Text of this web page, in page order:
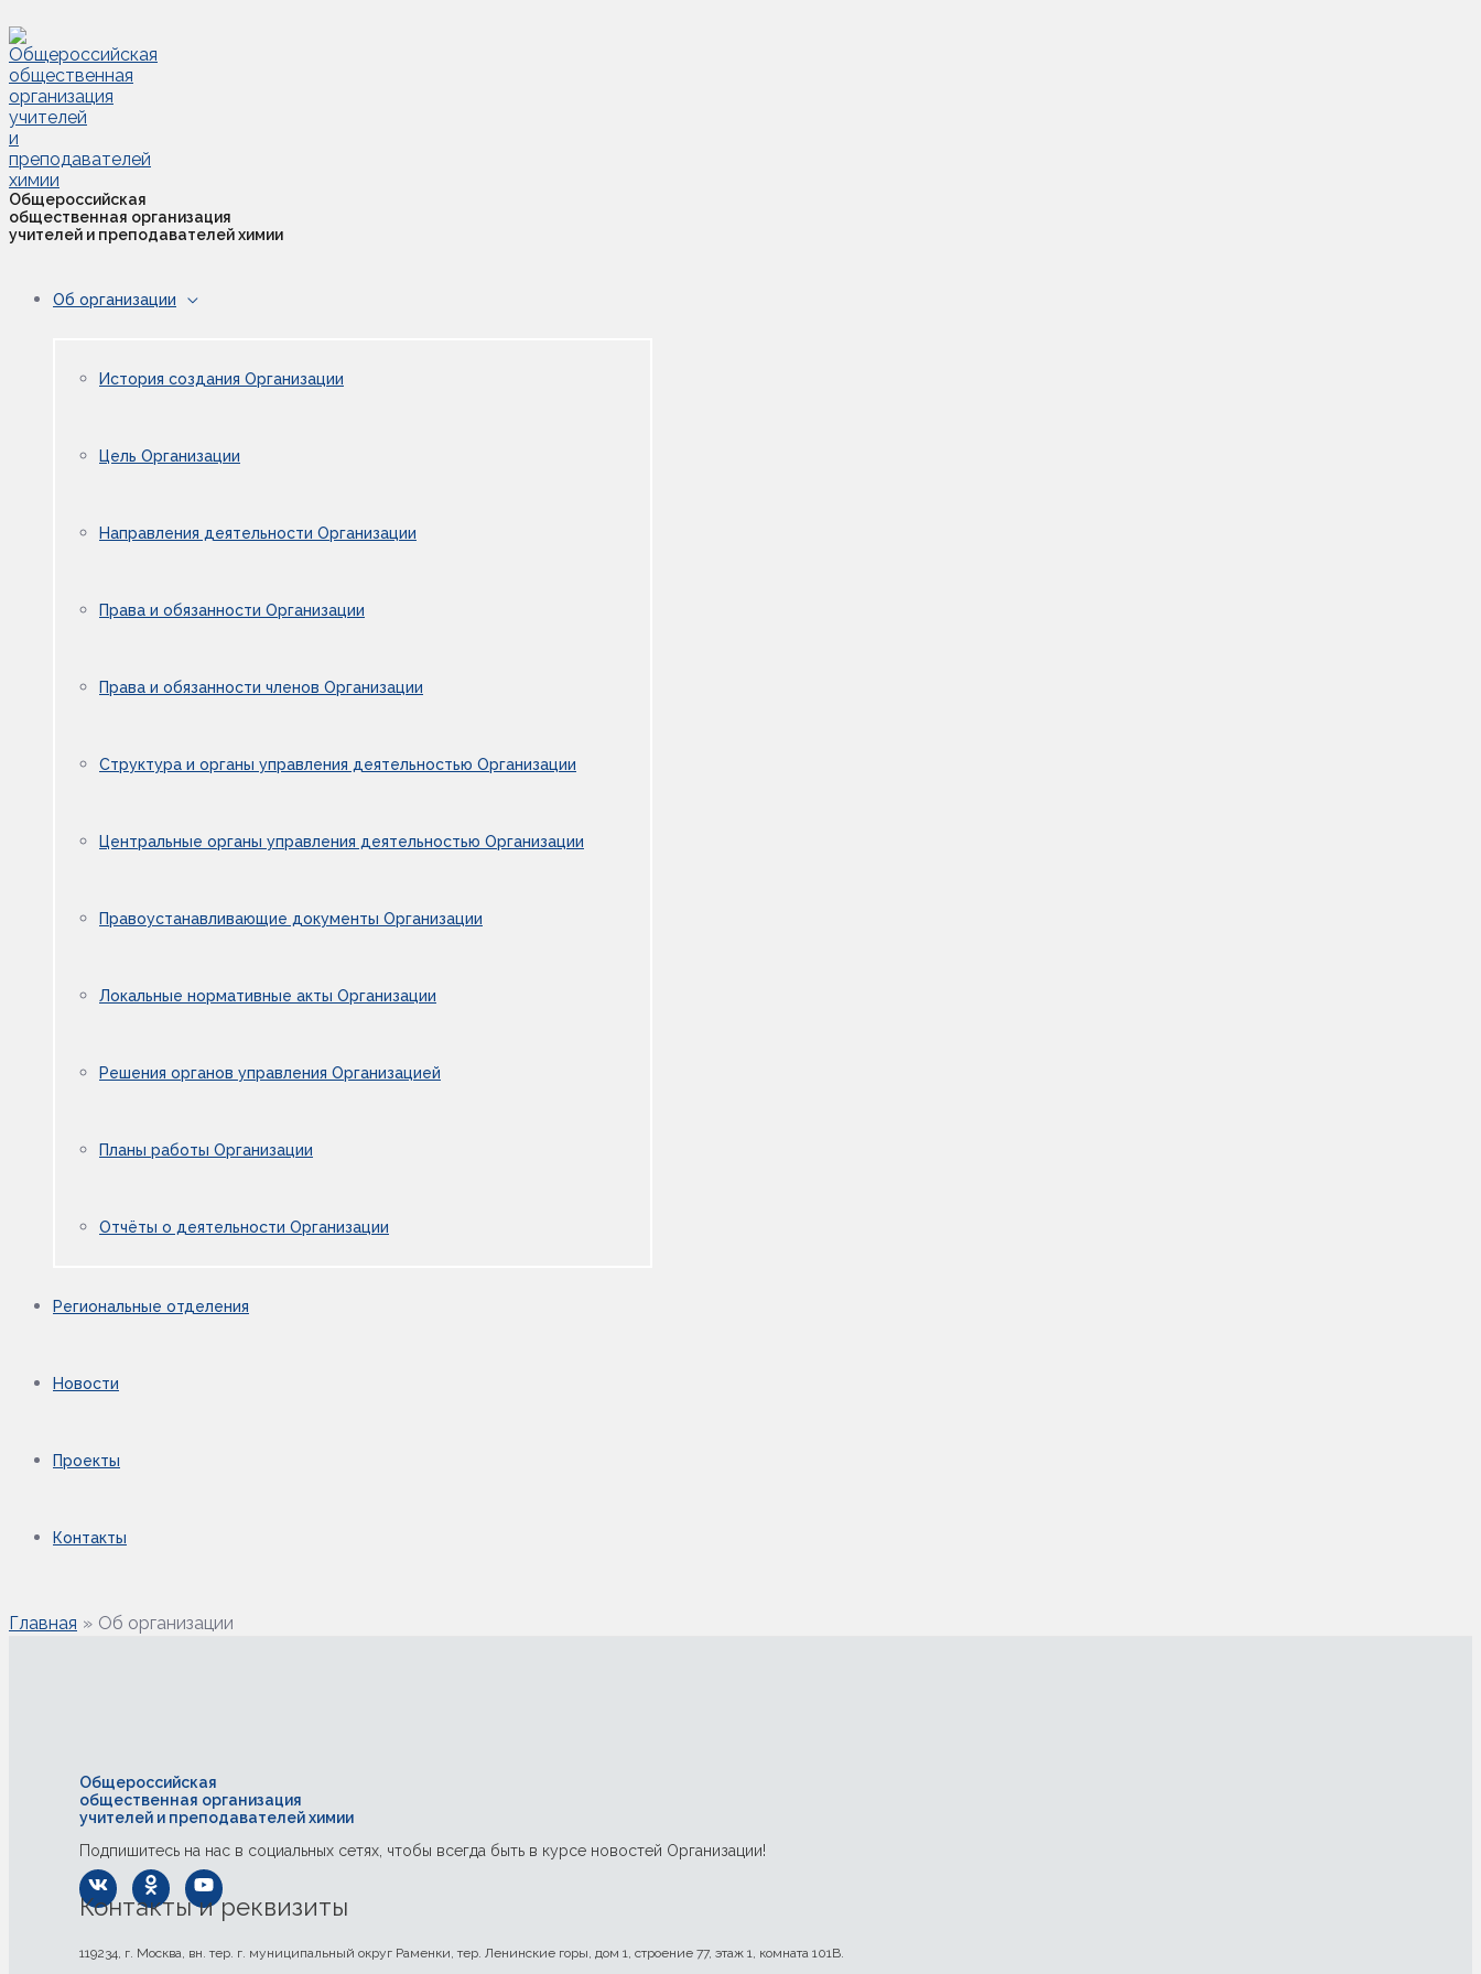
к
содержимому
Общероссийская
общественная организация
учителей и преподавателей химии
Об организации
История создания Организации
Цель Организации
Направления деятельности Организации
Права и обязанности Организации
Права и обязанности членов Организации
Структура и органы управления деятельностью Организации
Центральные органы управления деятельностью Организации
Правоустанавливающие документы Организации
Локальные нормативные акты Организации
Решения органов управления Организацией
Планы работы Организации
Отчёты о деятельности Организации
Региональные отделения
Новости
Проекты
Контакты
Главная Об организации
Общероссийская
общественная организация
учителей и преподавателей химии
Подпишитесь на нас в социальных сетях, чтобы всегда быть в курсе новостей Организации!
Контакты и реквизиты
119234, г. Москва, вн. тер. г. муниципальный округ Раменки, тер. Ленинские горы, дом 1, строение 77, этаж 1, комната 101В.